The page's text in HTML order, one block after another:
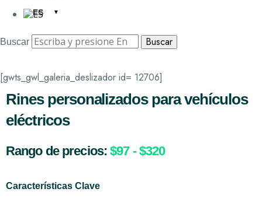
ES
Buscar
[gwts_gwl_galeria_deslizador id= 12706]
Rines personalizados para vehículos
eléctricos
Rango de precios:$97 - $320
Características Clave